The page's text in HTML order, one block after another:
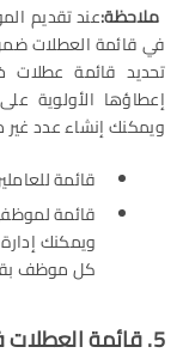
ملاحظة:عند تقديم
في قائمة العطلات ضمن
تحديد قائمة
إعطاؤها الأولوية
ويمكنك إنشاء عدد
قائمة
قائمة
ويمكنك
كل موظف
5. قائمة العطلات في محطة العمل